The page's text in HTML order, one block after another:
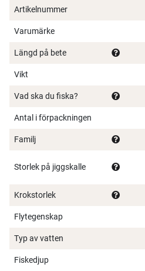
Artikelnummer
Varumärke
Längd på bete
Vikt
Vad ska du fiska?
Antal i förpackningen
Familj
Storlek på jiggskalle
Krokstorlek
Flytegenskap
Typ av vatten
Fiskedjup